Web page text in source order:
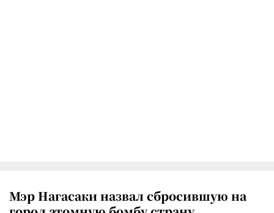
Мэр Нагасаки назвал сбросившую на